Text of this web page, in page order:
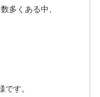
多くある中、
です。